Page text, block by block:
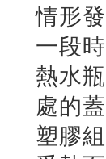
情形
一段
熱水
處的
塑膠